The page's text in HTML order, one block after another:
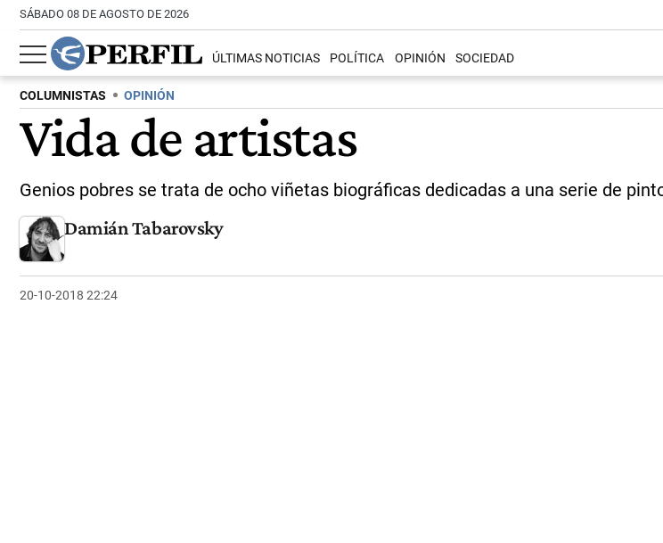
SÁBADO 08 DE AGOSTO DE 2026
ÚLTIMAS NOTICIAS POLÍTICA OPINIÓN SOCIEDAD
COLUMNISTAS OPINIÓN
Vida de artistas
Genios pobres se trata de ocho viñetas biográficas dedicadas a una serie de
Damián Tabarovsky
20-10-2018 22:24